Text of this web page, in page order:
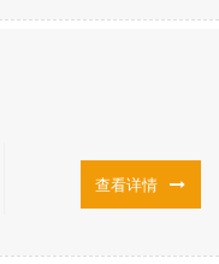
查看详情